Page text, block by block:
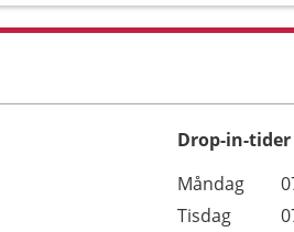
Drop-in-tider
Måndag
Tisdag